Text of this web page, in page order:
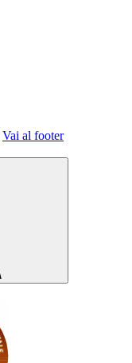
Vai al footer